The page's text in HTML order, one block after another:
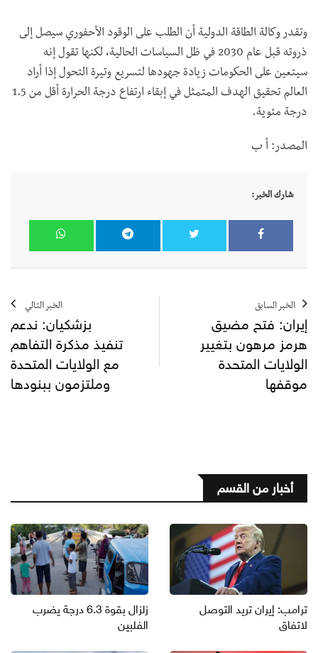
وتقدر وكالة الطاقة الدولية أن الطلب على الوقود الأحفوري سيصل إلى
ذروته قبل عام 2030 في ظل السياسات الحالية، لكنها تقول إنه
سيتعين على الحكومات زيادة جهودها لتسريع وتيرة التحول إذا أراد
العالم تحقيق الهدف المتمثل في إبقاء ارتفاع درجة الحرارة أقل من 1.5
درجة مئوية.
المصدر: أ ب
شارك الخبر:
الخبر السابق
إيران: فتح مضيق
هرمز مرهون بتغيير
الولايات المتحدة
موقفها
الخبر التالي
بزشكيان: ندعم
تنفيذ مذكرة التفاهم
مع الولايات المتحدة
وملتزمون ببنودها
أخبار من القسم
ترامب: إيران تريد التوصل
لاتفاق
زلزال بقوة 6.3 درجة يضرب
الفلبين